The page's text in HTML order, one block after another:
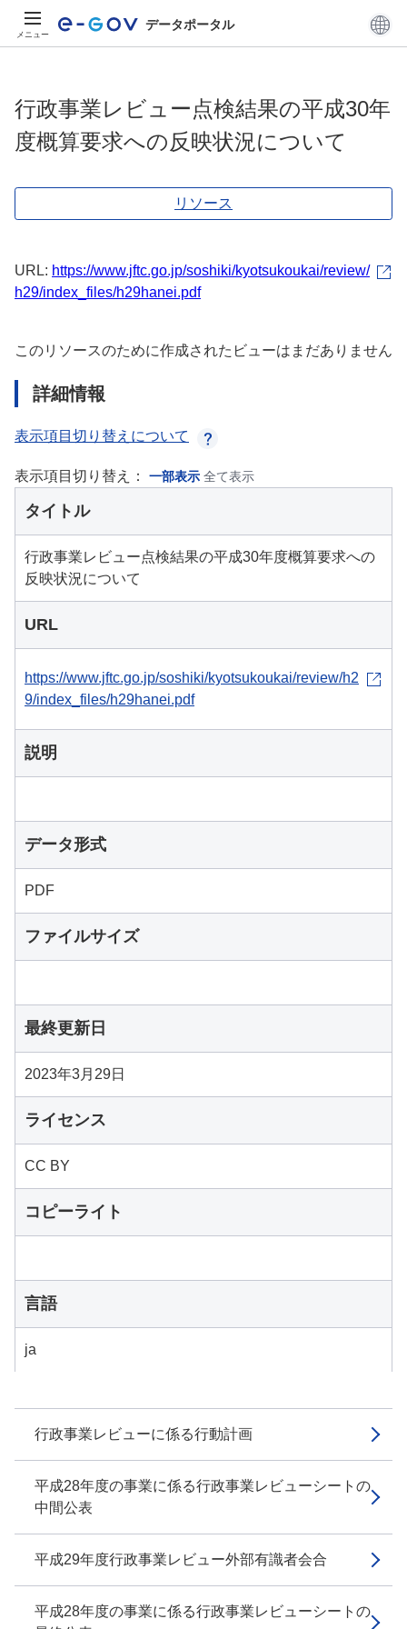
メニュー
データポータル
行政事業レビューに係る行動計画
平成28年度の事業に係る行政事業レビューシートの
中間公表
平成29年度行政事業レビュー外部有識者会合
平成28年度の事業に係る行政事業レビューシートの
行政事業レビュー点検結果の平成30年
度概算要求への反映状況について
リソース
URL: https://www.jftc.go.jp/soshiki/kyotsukoukai/review/
h29/index_files/h29hanei.pdf
このリソースのために作成されたビューはまだありません
詳細情報
表示項目切り替えについて
表示項目切り替え： 一部表示 全て表示
タイトル
行政事業レビュー点検結果の平成30年度概算要求への
反映状況について
URL
https://www.jftc.go.jp/soshiki/kyotsukoukai/review/h2
9/index_files/h29hanei.pdf
説明
データ形式
PDF
ファイルサイズ
最終更新日
2023年3月29日
ライセンス
CC BY
コピーライト
言語
ja